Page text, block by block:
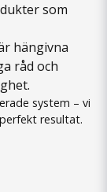
som
hängivna
råd och
system – vi
resultat.